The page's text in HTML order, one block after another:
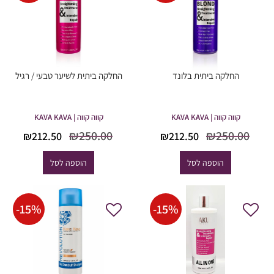
החלקה ביתית בלונד
קווה קווה | KAVA KAVA
₪250.00
המחיר
היה:
₪250.00.
₪212.50
הוספה לסל
החלקה ביתית לשיער טבעי / רגיל
קווה קווה | KAVA KAVA
₪250.00
המחיר
היה:
₪250.00.
₪212.50
הוספה לסל
-15%
-15%